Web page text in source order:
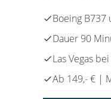
Boeing
Dauer 90
Las Vegas
Ab 149,- € |